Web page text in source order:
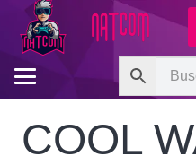
COOL